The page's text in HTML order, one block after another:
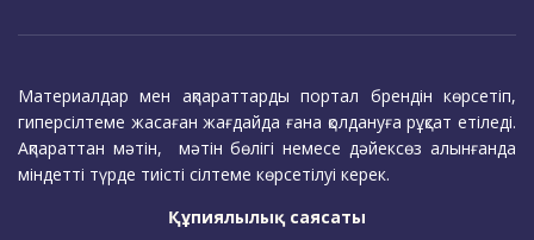
Материалдар мен ақпараттарды портал брендін көрсетіп,
гиперсілтеме жасаған жағдайда ғана қолдануға рұқсат етіледі.
Ақпараттан мәтін, мәтін бөлігі немесе дәйексөз алынғанда
міндетті түрде тиісті сілтеме көрсетілуі керек.
Құпиялылық саясаты